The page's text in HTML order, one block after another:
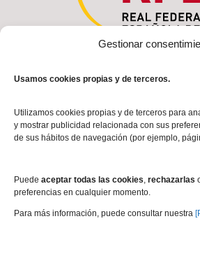
Gestionar
Usamos cookies propias y de terceros.
Utilizamos cookies propias y de terceros para
y mostrar publicidad relacionada con sus
de sus hábitos de navegación (por ejemplo,
Puede aceptar todas las cookies, rechazarlas
preferencias en cualquier momento.
Para más información, puede consultar nuestra